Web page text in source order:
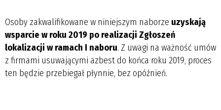
Osoby zakwalifikowane w niniejszym naborze uzyskają
wsparcie w roku 2019 po realizacji Zgłoszeń
lokalizacji w ramach I naboru. Z uwagi na ważność umów
z firmami usuwającymi azbest do końca roku 2019, proces
ten będzie przebiegał płynnie, bez opóźnień.